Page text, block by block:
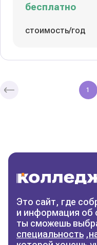
бесплатно
стоимость/год
колледж
1
Это сайт, где
и информация об
ты сможешь
специальность ,